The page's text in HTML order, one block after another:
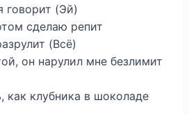
говорит (Эй)
сделаю репит
(Всё)
он нарулил мне безлимит
как клубника в шоколаде